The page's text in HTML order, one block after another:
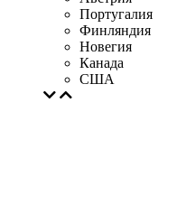
Португалия
Финляндия
Новегия
Канада
США